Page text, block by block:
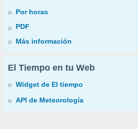
Por horas
PDF
Más información
El Tiempo en tu Web
Widget de El tiempo
API de Meteorología